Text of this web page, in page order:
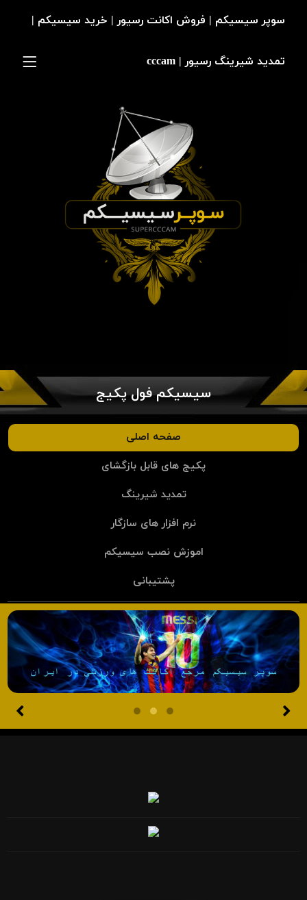
سیسیکم فول پکیج
صفحه اصلی
پکیج های قابل بازگشای
تمدید شیرینگ
نرم افزار های سازگار
اموزش نصب سیسیکم
پشتیبانی
سوپر سیسیکم | فروش اکانت رسیور | خرید سیسیکم |
تمدید شیرینگ رسیور | cccam